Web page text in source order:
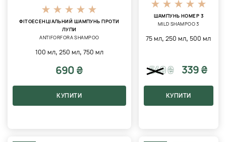
ФІТОЕСЕНЦІАЛЬНИЙ ШАМПУНЬ ПРОТИ
ЛУПИ
ANTIFORFORA SHAMPOO
100 мл, 250 мл, 750 мл
690 ₴
КУПИТИ
ШАМПУНЬ НОМЕР 3
MILD SHAMPOO 3
75 мл,250 мл, 500 мл
540₴ 339 ₴
КУПИТИ